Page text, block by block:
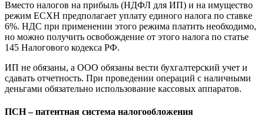
Вместо налогов на прибыль (НДФЛ для ИП) и на имущество
режим ЕСХН предполагает уплату единого налога по ставке
6%. НДС при применении этого режима платить необходимо,
но можно получить освобождение от этого налога по статье
145 Налогового кодекса РФ.
ИП не обязаны, а ООО обязаны вести бухгалтерский учет и
сдавать отчетность. При проведении операций с наличными
деньгами обязательно использование кассовых аппаратов.
ПСН – патентная система налогообложения